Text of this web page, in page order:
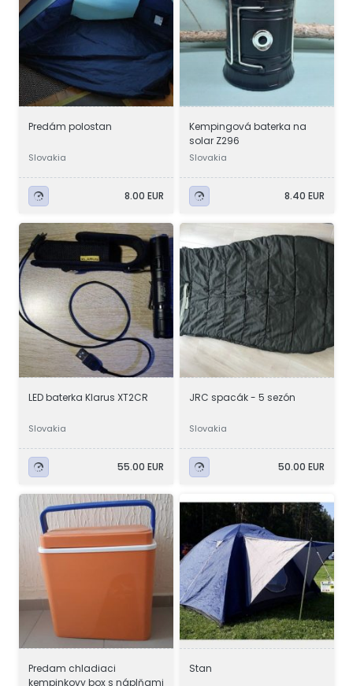
Predám polostan
Slovakia
8.00 EUR
Kempingová baterka na
solar Z296
Slovakia
8.40 EUR
LED baterka Klarus XT2CR
Slovakia
55.00 EUR
JRC spacák - 5 sezón
Slovakia
50.00 EUR
Predam chladiaci
kempinkovy box s náplňami
Stan